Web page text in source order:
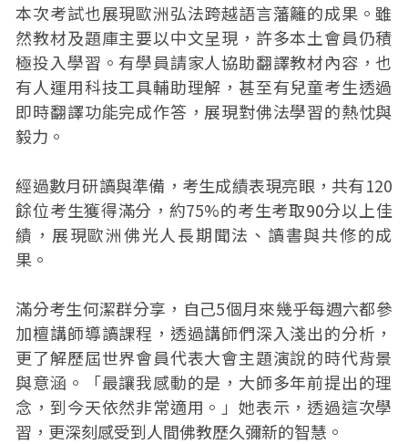
本次考試也展現歐洲弘法跨越語言藩籬的成果。雖
然教材及題庫主要以中文呈現，許多本土會員仍積
極投入學習。有學員請家人協助翻譯教材內容，也
有人運用科技工具輔助理解，甚至有兒童考生透過
即時翻譯功能完成作答，展現對佛法學習的熱忱與
毅力。
經過數月研讀與準備，考生成績表現亮眼，共有120
餘位考生獲得滿分，約75%的考生考取90分以上佳
績，展現歐洲佛光人長期聞法、讀書與共修的成
果。
滿分考生何潔群分享，自己5個月來幾乎每週六都參
加檀講師導讀課程，透過講師們深入淺出的分析，
更了解歷屆世界會員代表大會主題演說的時代背景
與意涵。「最讓我感動的是，大師多年前提出的理
念，到今天依然非常適用。」她表示，透過這次學
習，更深刻感受到人間佛教歷久彌新的智慧。